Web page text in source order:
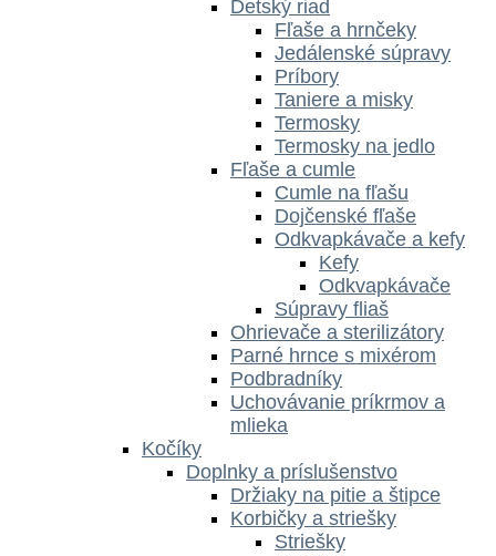
Detský riad
Fľaše a hrnčeky
Jedálenské súpravy
Príbory
Taniere a misky
Termosky
Termosky na jedlo
Fľaše a cumle
Cumle na fľašu
Dojčenské fľaše
Odkvapkávače a kefy
Kefy
Odkvapkávače
Súpravy fliaš
Ohrievače a sterilizátory
Parné hrnce s mixérom
Podbradníky
Uchovávanie príkrmov a
mlieka
Kočíky
Doplnky a príslušenstvo
Držiaky na pitie a štipce
Korbičky a striešky
Striešky